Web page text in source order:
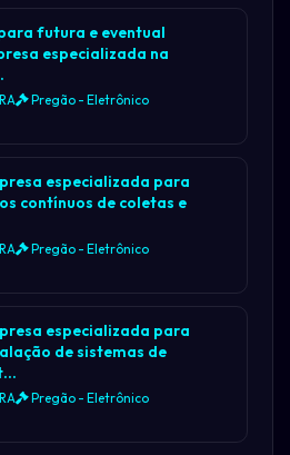
futura e eventual
especializada na
Pregão - Eletrônico
especializada para
contínuos de coletas e
Pregão - Eletrônico
especializada para
de sistemas de
Pregão - Eletrônico